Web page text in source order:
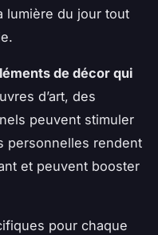
lumière du jour tout
de décor qui
d’art, des
peuvent stimuler
personnelles rendent
et peuvent booster
pour chaque